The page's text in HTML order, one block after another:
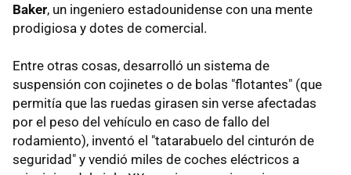
Baker, un ingeniero estadounidense con una mente
prodigiosa y dotes de comercial.
Entre otras cosas, desarrolló un sistema de
suspensión con cojinetes o de bolas "flotantes" (que
permitía que las ruedas girasen sin verse afectadas
por el peso del vehículo en caso de fallo del
rodamiento), inventó el "tatarabuelo del cinturón de
seguridad" y vendió miles de coches eléctricos a